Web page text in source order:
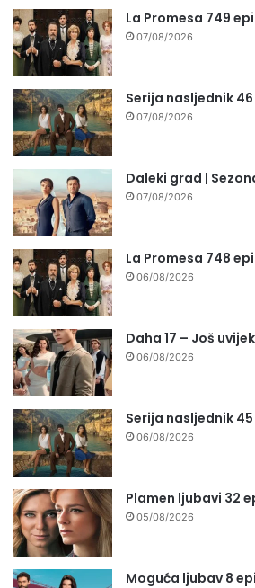
La Promesa 749
07/08/2026
Serija nasljednik
07/08/2026
Daleki grad |
07/08/2026
La Promesa 748
06/08/2026
Daha 17 – Još
06/08/2026
Serija nasljednik
06/08/2026
Plamen ljubavi 32
05/08/2026
Moguća ljubav 8